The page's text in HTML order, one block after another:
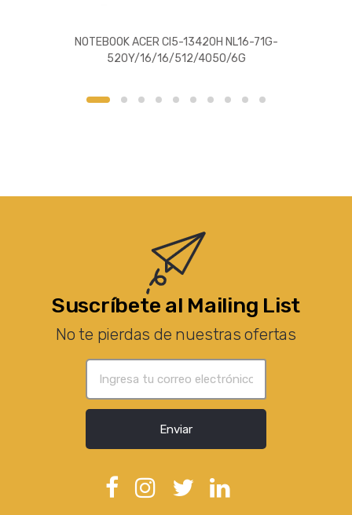
NOTEBOOK ACER CI5-13420H NL16-71G-
520Y/16/16/512/4050/6G
Suscríbete al Mailing List
No te pierdas de nuestras ofertas
Enviar